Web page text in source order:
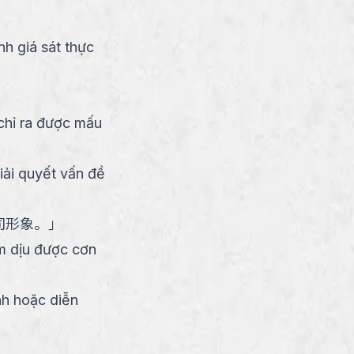
giá sát thực
ra được mấu
quyết vấn đề
象。
」
dịu được cơn
hoặc diễn